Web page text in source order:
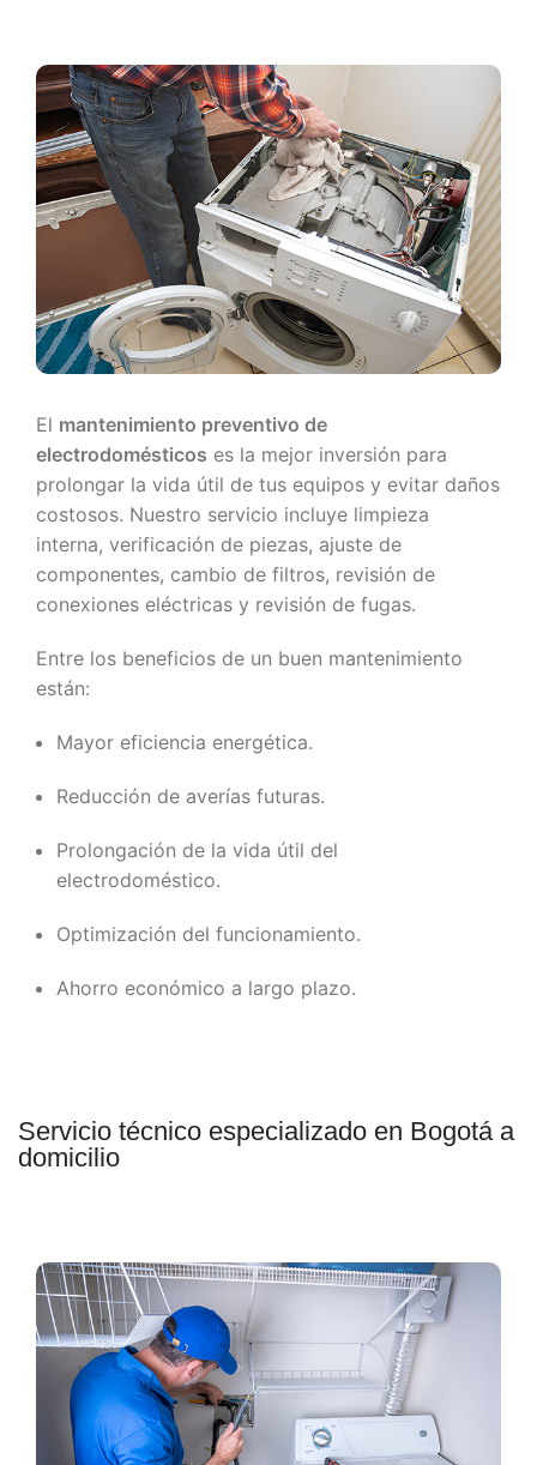
El mantenimiento preventivo de
electrodomésticos es la mejor inversión para
prolongar la vida útil de tus equipos y evitar daños
costosos. Nuestro servicio incluye limpieza
interna, verificación de piezas, ajuste de
componentes, cambio de filtros, revisión de
conexiones eléctricas y revisión de fugas.
Entre los beneficios de un buen mantenimiento
están:
Mayor eficiencia energética.
Reducción de averías futuras.
Prolongación de la vida útil del
electrodoméstico.
Optimización del funcionamiento.
Ahorro económico a largo plazo.
Servicio técnico especializado en Bogotá a
domicilio